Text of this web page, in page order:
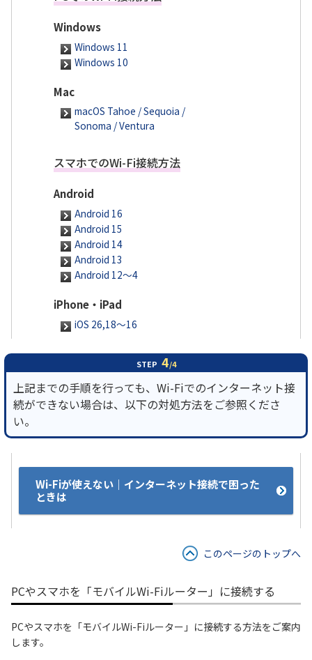
Windows
Windows 11
Windows 10
Mac
macOS Tahoe / Sequoia /
Sonoma / Ventura
スマホでのWi-Fi接続方法
Android
Android 16
Android 15
Android 14
Android 13
Android 12～4
iPhone・iPad
iOS 26,18～16
STEP 4/4
上記までの手順を行っても、Wi-Fiでのインターネット接
続ができない場合は、以下の対処方法をご参照くださ
い。
Wi-Fiが使えない｜インターネット接続で困った
ときは
このページのトップへ
PCやスマホを「モバイルWi-Fiルーター」に接続する
PCやスマホを「モバイルWi-Fiルーター」に接続する方法をご案内
します。